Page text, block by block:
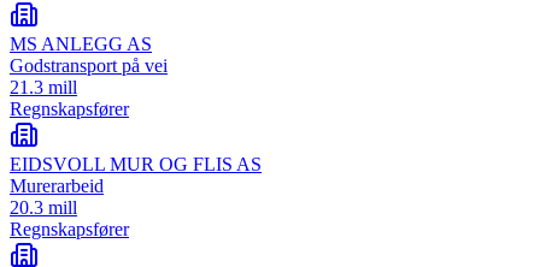
MS ANLEGG AS
Godstransport på vei
21.3 mill
Regnskapsfører
EIDSVOLL MUR OG FLIS AS
Murerarbeid
20.3 mill
Regnskapsfører